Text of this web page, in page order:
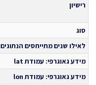
רישיון
סוג
לאילו שנים מתייחסים הנתונים
מידע גאוגרפי: עמודת lat
מידע גאוגרפי: עמודת lon